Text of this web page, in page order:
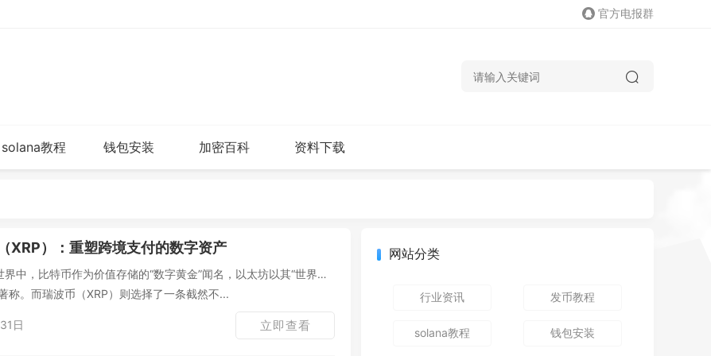
官方电报群
solana教程 钱包安装 加密百科 资料下载
XRP）：重塑跨境支付的数字资产
中，比特币作为价值存储的“数字黄金”闻名，以太坊以其“世界计
称。而瑞波币（XRP）则选择了一条截然不...
日 立即查看
网站分类
行业资讯 发币教程
solana教程 钱包安装